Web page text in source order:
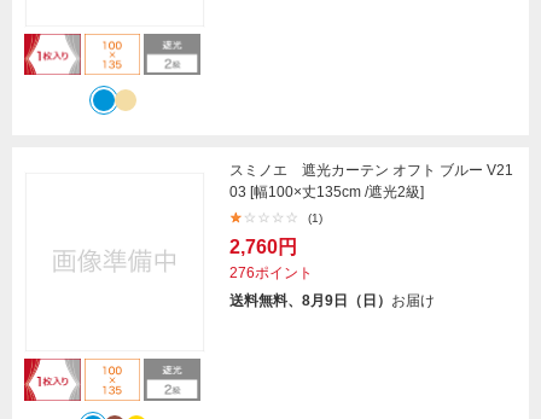
スミノエ 遮光カーテン オフト ブルー V21
03 [幅100×丈135cm /遮光2級]
(1)
2,760円
276ポイント
送料無料、8月9日（日） お届け